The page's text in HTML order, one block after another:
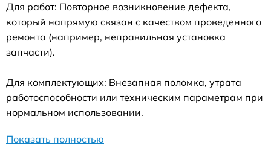
Для работ: Повторное возникновение дефекта,
который напрямую связан с качеством проведенного
ремонта (например, неправильная установка
запчасти).
Для комплектующих: Внезапная поломка, утрата
работоспособности или техническим параметрам при
нормальном использовании.
Показать полностью